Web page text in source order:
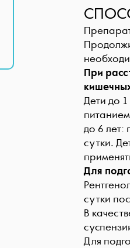
При
Дети до
до 6 лет:
сутки.
Для
сутки
В
Для